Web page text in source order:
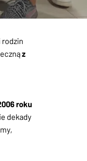
rodzin
z
roku
dekady